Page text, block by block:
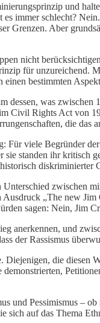
und
es immer schlecht?
Grenzen. Aber
nicht
für unzureichend.
bestimmten
was zwischen
Civil Rights Act von
die das
Für viele Begründer
standen ihr kritisch
diskriminierter
zwischen
„The new
sagen: Nein, Jim
anerkennen, und
der Rassismus
Diejenigen, die diesen
und Pessimismus –
sich auf das Thema